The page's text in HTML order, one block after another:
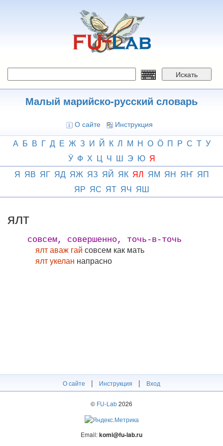
Искать
Малый марийско-русский словарь
О сайте Инструкция
А Б В Г Д Е Ж З И Й К Л М Н О Ӧ П Р С Т У
Ӱ Ф Х Ц Ч Ш Э Ю Я
Я ЯВ ЯГ ЯД ЯЖ ЯЗ ЯЙ ЯК ЯЛ ЯМ ЯН ЯҤ ЯП
ЯР ЯС ЯТ ЯЧ ЯШ
ялт
совсем, совершенно, точь-в-точь
ялт аваж гай совсем как мать
ялт укелан напрасно
О сайте | Инструкция | Вход
© FU-Lab2026
Email:komi@fu-lab.ru